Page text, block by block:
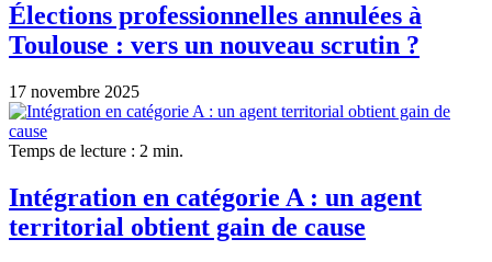
Élections professionnelles annulées à
Toulouse : vers un nouveau scrutin ?
17 novembre 2025
Temps de lecture : 2 min.
Intégration en catégorie A : un agent
territorial obtient gain de cause